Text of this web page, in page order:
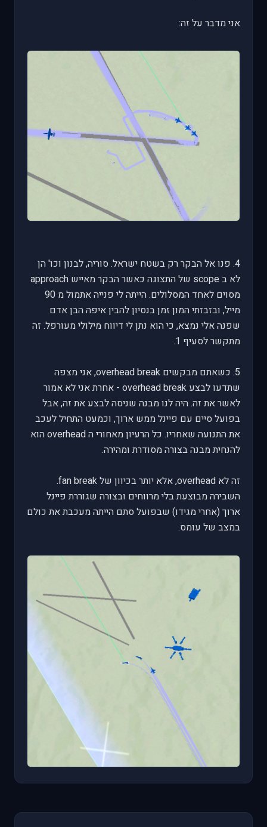
אני מדבר על זה:
4. פנו אל הבקר רק בשטח ישראל. סוריה, לבנון וכו' הן
לא ב scope של התצוגה כאשר הבקר מאייש approach
מסוים לאחד המסלולים. הייתה לי פנייה אתמול מ 90
מייל, ובזבזתי המון זמן בנסיון להבין איפה הבן אדם
שפנה אלי נמצא, כי הוא נתן לי דיווח מילולי מעורפל. זה
מתקשר לסעיף 1.
5. כשאתם מבקשים overhead break, אני מצפה
שתדעו לבצע overhead break - אחרת אני לא אמור
לאשר את זה. היה לנו מבנה שניסה לבצע את זה, אבל
בפועל סיים עם פיינל ממש ארוך, וכמעט התחיל לעכב
את התנועה שאחריו. כל הרעיון מאחורי ה overhead הוא
להנחית מבנה בצורה מסודרת ומהירה.
זה לא overhead, אלא יותר בכיוון של fan break.
השבירה מבוצעת בלי מרווחים ובצורה שגוררת פיינל
ארוך (אחרי מגידו) שבפועל סתם הייתה מעכבת את כולם
במצב של עומס.